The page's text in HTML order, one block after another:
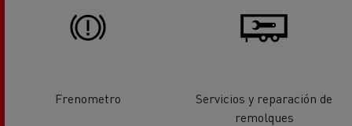
Frenometro
Servicios y reparación de
remolques